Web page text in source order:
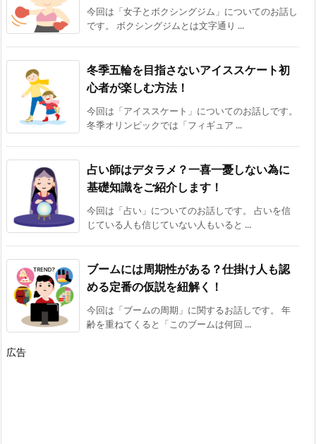
今回は「女子とボクシングジム」についてのお話し
です。 ボクシングジムとは文字通り ...
冬季五輪を目指さないアイススケート初
心者が楽しむ方法！
今回は「アイススケート」についてのお話しです。
冬季オリンピックでは「フィギュア ...
占い師はデタラメ？一喜一憂しない為に
基礎知識をご紹介します！
今回は「占い」についてのお話しです。 占いを信
じている人も信じていない人もいると ...
ブームには周期性がある？仕掛け人も認
める定番の仮説を紐解く！
今回は「ブームの周期」に関するお話しです。 年
齢を重ねてくると「このブームは何回 ...
広告